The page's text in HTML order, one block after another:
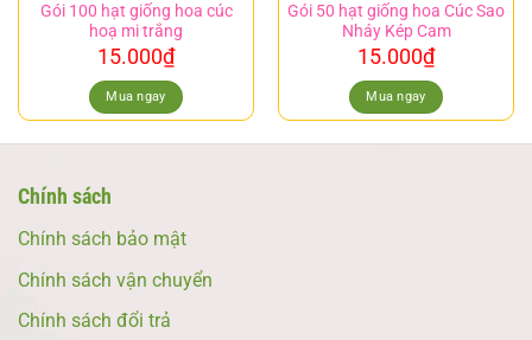
Gói 100 hạt giống hoa cúc
hoạ mi trắng
15.000₫
Mua ngay
Gói 50 hạt giống hoa Cúc Sao
Nháy Kép Cam
15.000₫
Mua ngay
Chính sách
Chính sách bảo mật
Chính sách vận chuyển
Chính sách đổi trả